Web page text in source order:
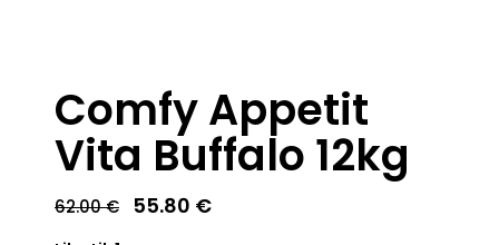
Comfy Appetit
Vita Buffalo 12kg
62.00€ Original
55.80 €Current